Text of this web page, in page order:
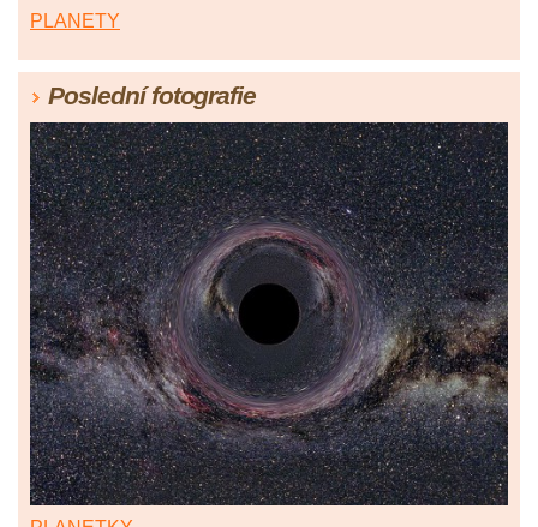
PLANETY
Poslední fotografie